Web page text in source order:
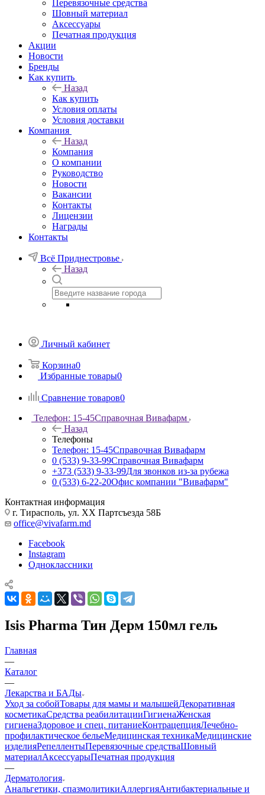
Перевязочные средства
Шовный материал
Аксессуары
Печатная продукция
Акции
Новости
Бренды
Как купить
Назад
Как купить
Условия оплаты
Условия доставки
Компания
Назад
Компания
О компании
Руководство
Новости
Вакансии
Контакты
Лицензии
Награды
Контакты
Всё Приднестровье
Назад
Личный кабинет
Корзина0
Избранные товары0
Сравнение товаров0
Телефон: 15-45Справочная Вивафарм
Назад
Телефоны
Телефон: 15-45Справочная Вивафарм
0 (533) 9-33-99Справочная Вивафарм
+373 (533) 9-33-99Для звонков из-за рубежа
0 (533) 6-22-20Офис компании "Вивафарм"
Контактная информация
г. Тирасполь, ул. ХХ Партсъезда 58Б
office@vivafarm.md
Facebook
Instagram
Одноклассники
Isis Pharma Тин Дерм 150мл гель
Главная
—
Каталог
—
Лекарства и БАДы
Уход за собойТовары для мамы и малышейДекоративная
косметикаСредства реабилитацииГигиенаЖенская
гигиенаЗдоровое и спец. питаниеКонтрацепцияЛечебно-
профилактическое бельеМедицинская техникаМедицинские
изделияРепеллентыПеревязочные средстваШовный
материалАксессуарыПечатная продукция
—
Дерматология
Анальгетики, спазмолитикиАллергияАнтибактериальные и